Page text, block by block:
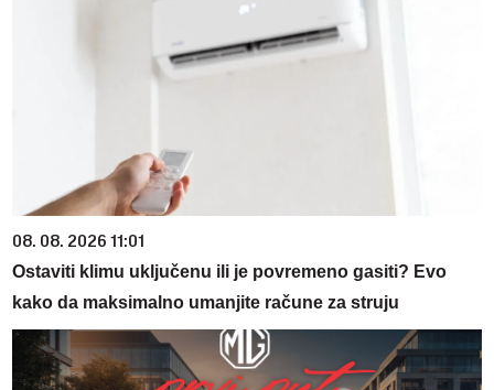
08. 08. 2026 11:01
Ostaviti klimu uključenu ili je povremeno gasiti? Evo
kako da maksimalno umanjite račune za struju